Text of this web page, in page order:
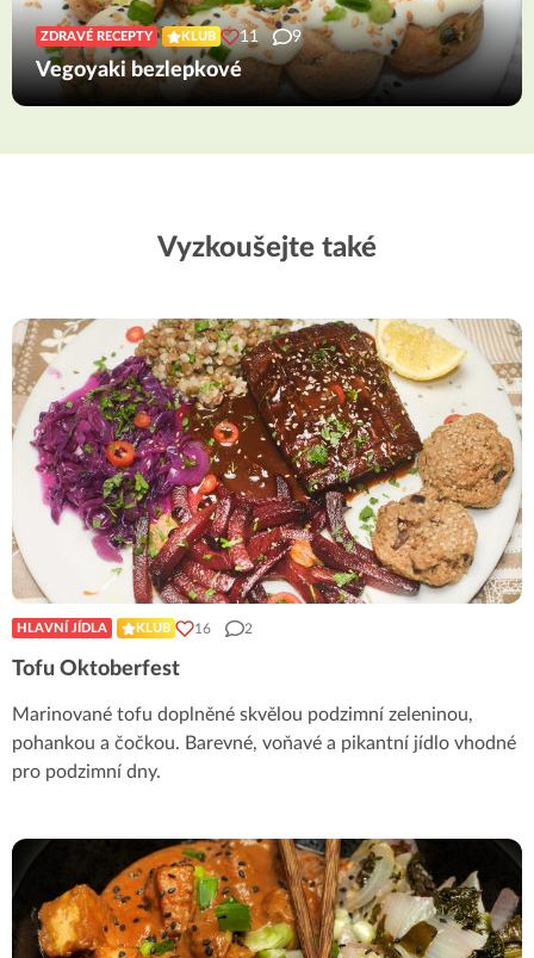
ZDRAVÉ RECEPTY KLUB 11 9
Vegoyaki bezlepkové
Vyzkoušejte také
HLAVNÍ JÍDLA KLUB 16 2
Tofu Oktoberfest
Marinované tofu doplněné skvělou podzimní zeleninou,
pohankou a čočkou. Barevné, voňavé a pikantní jídlo vhodné
pro podzimní dny.